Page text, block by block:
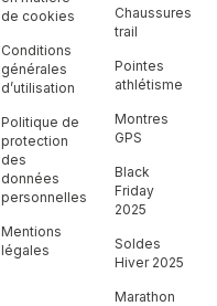
de cookies
Conditions
générales
d’utilisation
Politique de
protection
des
données
personnelles
Mentions
légales
Chaussures
trail
Pointes
athlétisme
Montres
GPS
Black
Friday
2025
Soldes
Hiver 2025
Marathon